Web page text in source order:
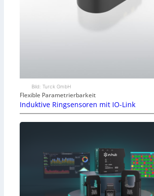
Bild: Turck GmbH
Flexible Parametrierbarkeit
Induktive Ringsensoren mit IO-Link